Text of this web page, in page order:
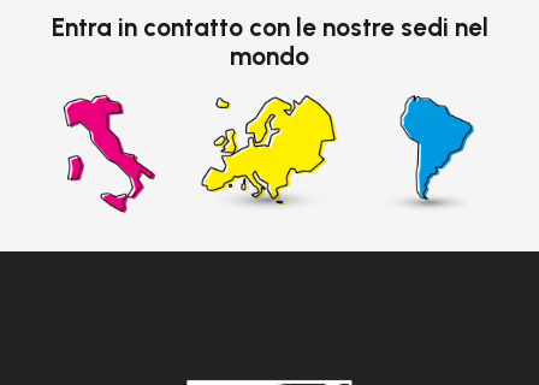
Entra in contatto con le nostre sedi nel
mondo